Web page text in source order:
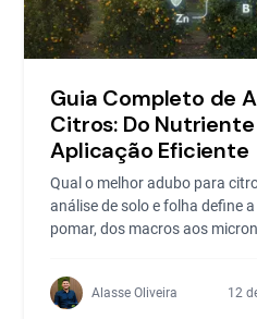
Guia Completo de
Citros: Do
Aplicação Eficiente
Qual o melhor adubo para
análise de solo e folha define
pomar, dos macros aos
Alasse Oliveira 12